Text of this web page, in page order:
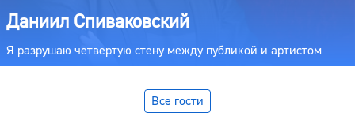
Даниил Спиваковский
Я разрушаю четвертую стену между публикой и артистом
Все гости